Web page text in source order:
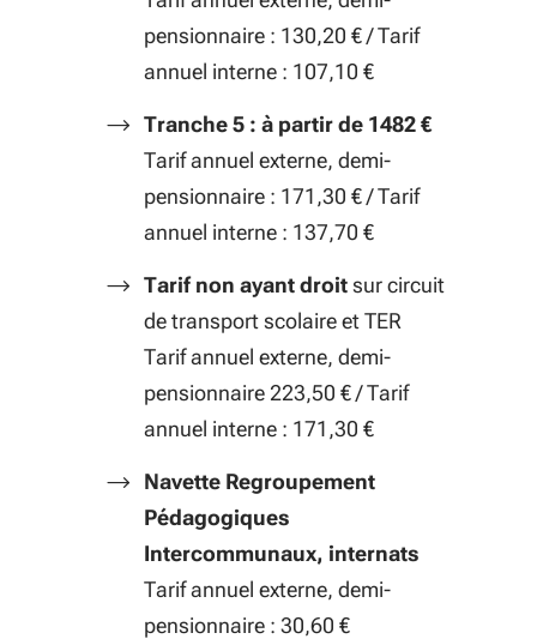
pensionnaire : 130,20 € / Tarif
annuel interne : 107,10 €
Tranche 5 : à partir de 1482 €
Tarif annuel externe, demi-
pensionnaire : 171,30 € / Tarif
annuel interne : 137,70 €
Tarif non ayant droitsur circuit
de transport scolaire et TER
Tarif annuel externe, demi-
pensionnaire 223,50 € / Tarif
annuel interne : 171,30 €
Navette Regroupement
Pédagogiques
Intercommunaux, internats
Tarif annuel externe, demi-
pensionnaire : 30,60 €